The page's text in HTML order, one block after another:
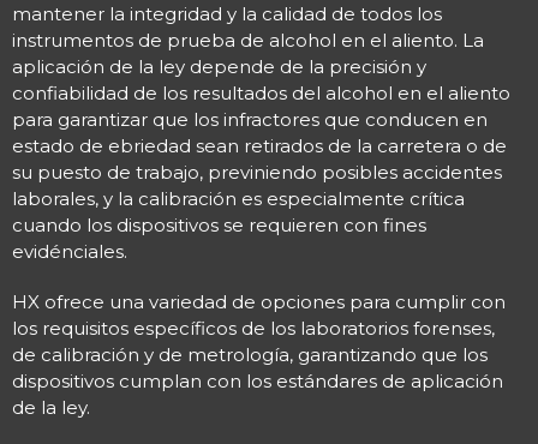
mantener la integridad y la calidad de todos los
instrumentos de prueba de alcohol en el aliento. La
aplicación de la ley depende de la precisión y
confiabilidad de los resultados del alcohol en el aliento
para garantizar que los infractores que conducen en
estado de ebriedad sean retirados de la carretera o de
su puesto de trabajo, previniendo posibles accidentes
laborales, y la calibración es especialmente crítica
cuando los dispositivos se requieren con fines
evidénciales.
HX ofrece una variedad de opciones para cumplir con
los requisitos específicos de los laboratorios forenses,
de calibración y de metrología, garantizando que los
dispositivos cumplan con los estándares de aplicación
de la ley.